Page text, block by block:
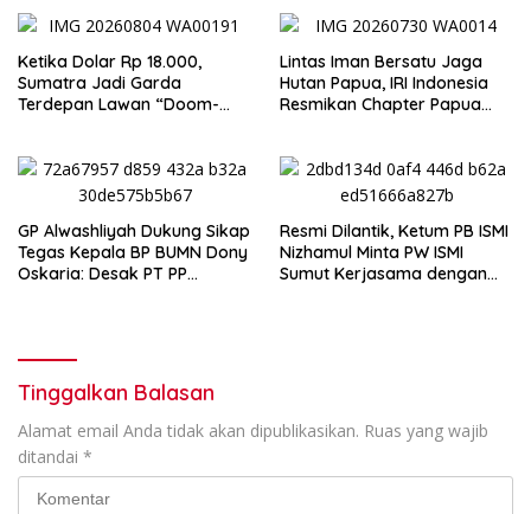
Ketika Dolar Rp 18.000,
Sumatra Jadi Garda
Terdepan Lawan “Doom-
Lintas Iman Bersatu Jaga
Hutan Papua, IRI Indonesia
Resmikan Chapter Papua
GP Alwashliyah Dukung Sikap
Tegas Kepala BP BUMN Dony
Oskaria: Desak PT PP
Resmi Dilantik, Ketum PB ISMI
Nizhamul Minta PW ISMI
Sumut Kerjasama dengan
Tinggalkan Balasan
Alamat email Anda tidak akan dipublikasikan. Ruas yang wajib
ditandai *